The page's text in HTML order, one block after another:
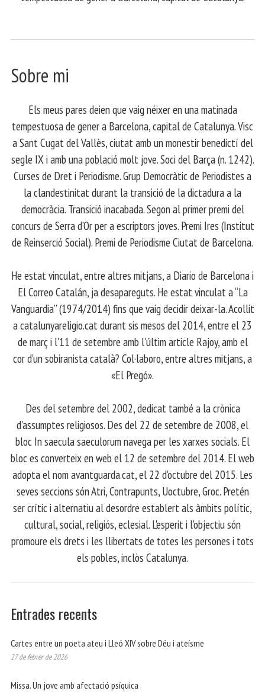
Sobre mi
Els meus pares deien que vaig néixer en una matinada
tempestuosa de gener a Barcelona, capital de Catalunya. Visc
a Sant Cugat del Vallès, ciutat amb un monestir benedictí del
segle IX i amb una població molt jove. Soci del Barça (n. 1242).
Curses de Dret i Periodisme. Grup Democràtic de Periodistes a
la clandestinitat durant la transició de la dictadura a la
democràcia. Transició inacabada. Segon al primer premi del
concurs de Serra d’Or per a escriptors joves. Premi Ires (Institut
de Reinserció Social). Premi de Periodisme Ciutat de Barcelona.
​ He estat vinculat, entre altres mitjans, a Diario de Barcelona i
El Correo Catalán, ja desapareguts. He estat vinculat a “La
Vanguardia” (1974/2014) fins que vaig decidir deixar-la. Acollit
a catalunyareligio.cat durant sis mesos del 2014, entre el 23
de març i l'11 de setembre amb l'últim article Rajoy, amb el
cor d'un sobiranista català? Col·laboro, entre altres mitjans, a
«El Pregó».
​ Des del setembre del 2002, dedicat també a la crònica
d'assumptes religiosos. Des del 22 de setembre de 2008, el
bloc In saecula saeculorum navega per les xarxes socials. El
bloc es converteix en web el 12 de setembre del 2014. El web
adopta el nom avantguarda.cat, el 22 d'octubre del 2015. Les
seves seccions són Atri, Contrapunts, Uoctubre, Groc. Pretén
ser crític i alternatiu al desordre establert als àmbits polític,
cultural, social, religiós, eclesial. L'esperit i l'objectiu són
promoure els drets i les llibertats de totes les persones i tots
els pobles, inclòs Catalunya.
Entrades recents
Cartes entre un poeta ateu i Lleó XIV sobre Déu i ateísme
27 de febrer de 2026
Missa. Un jove amb afectació psíquica